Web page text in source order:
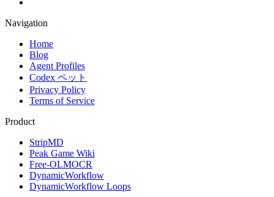
Navigation
Home
Blog
Agent Profiles
Codex ペット
Privacy Policy
Terms of Service
Product
StripMD
Peak Game Wiki
Free-OLMOCR
DynamicWorkflow
DynamicWorkflow Loops